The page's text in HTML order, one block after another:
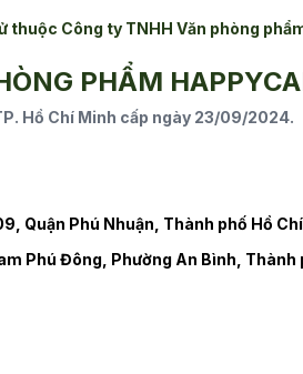
Công ty TNHH Văn phòng
PHẨM
Hồ Chí Minh cấp ngày 23/09/2024.
Quận Phú Nhuận, Thành phố Hồ
Phú Đông, Phường An Bình,